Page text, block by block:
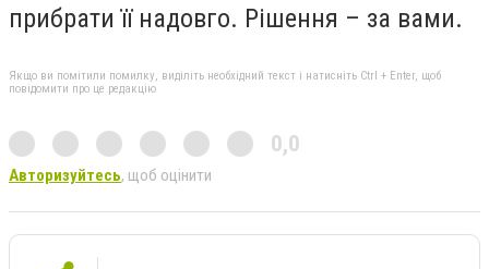
прибрати її надовго. Рішення – за вами.
Якщо ви помітили помилку, виділіть необхідний текст і натисніть Ctrl + Enter, щоб
повідомити про це редакцію
0,0
Авторизуйтесь, щоб оцінити